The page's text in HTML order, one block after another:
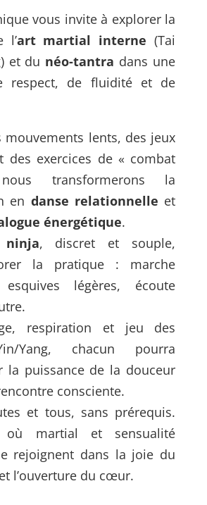
vous invite à explorer la
l’art martial interne (Tai
et du néo-tantra dans une
respect, de fluidité et de
mouvements lents, des jeux
des exercices de « combat
transformerons la
en danse relationnelle et
énergétique.
ninja, discret et souple,
la pratique : marche
esquives légères, écoute
respiration et jeu des
Yang, chacun pourra
la puissance de la douceur
consciente.
et tous, sans prérequis.
où martial et sensualité
rejoignent dans la joie du
l’ouverture du cœur.